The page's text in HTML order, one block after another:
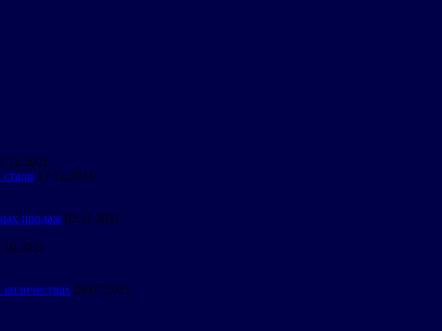
17.12.2021
продаж 02.11.2021
28.07.2021